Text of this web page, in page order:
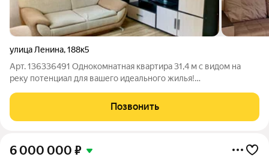
улица Ленина,188к5
Арт. 136336491 Однокомнатная квартира 31,4 м с видом на
реку потенциал для вашего идеального жилья!
в современном жилом комплексе. Дом расположен рядом с
Позвонить
6 000 000 ₽